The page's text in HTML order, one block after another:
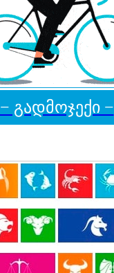
− გადმოჯექი −